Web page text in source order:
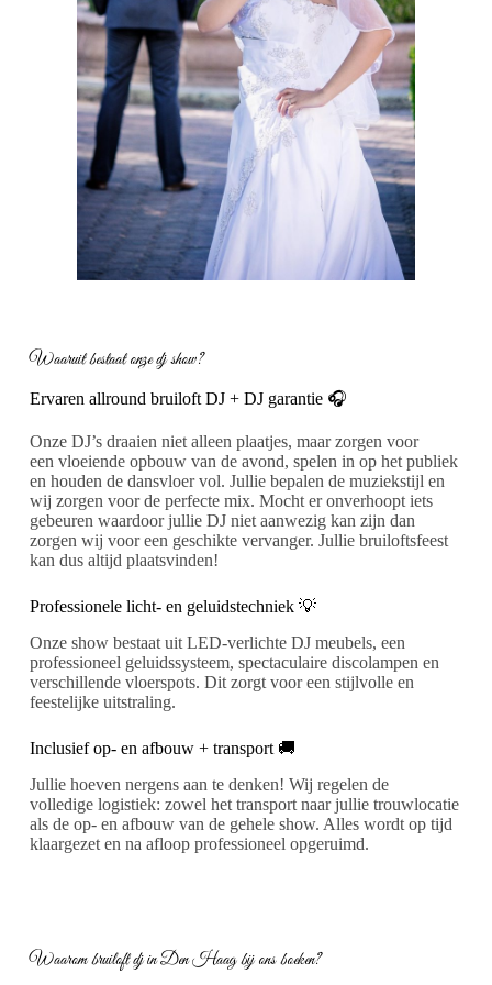
Waaruit bestaat onze dj show?
Ervaren allround bruiloft DJ + DJ garantie 🎧
Onze DJ’s draaien niet alleen plaatjes, maar zorgen voor
een vloeiende opbouw van de avond, spelen in op het publiek
en houden de dansvloer vol. Jullie bepalen de muziekstijl en
wij zorgen voor de perfecte mix. Mocht er onverhoopt iets
gebeuren waardoor jullie DJ niet aanwezig kan zijn dan
zorgen wij voor een geschikte vervanger. Jullie bruiloftsfeest
kan dus altijd plaatsvinden!
Professionele licht- en geluidstechniek 💡
Onze show bestaat uit LED-verlichte DJ meubels, een
professioneel geluidssysteem, spectaculaire discolampen en
verschillende vloerspots. Dit zorgt voor een stijlvolle en
feestelijke uitstraling.
Inclusief op- en afbouw + transport 🚚
Jullie hoeven nergens aan te denken! Wij regelen de
volledige logistiek: zowel het transport naar jullie trouwlocatie
als de op- en afbouw van de gehele show. Alles wordt op tijd
klaargezet en na afloop professioneel opgeruimd.
Waarom bruiloft dj in Den Haag bij ons boeken?